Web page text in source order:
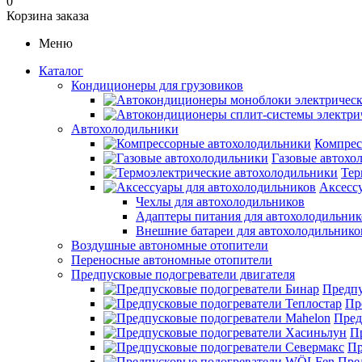
Корзина заказа
Меню
Каталог
Кондиционеры для грузовиков
Автохолодильники
Газовые
Чехлы для автохолодильников
Адаптеры питания для
Внешние батареи для
Воздушные автономные отопители
Переносные автономные отопители
Предпусковые подогреватели двигателя